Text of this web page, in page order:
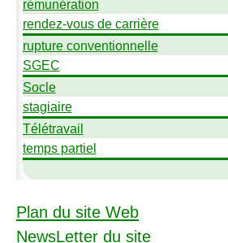
rémunération
rendez-vous de carrière
rupture conventionnelle
SGEC
Socle
stagiaire
Télétravail
temps partiel
Plan du site Web
NewsLetter du site